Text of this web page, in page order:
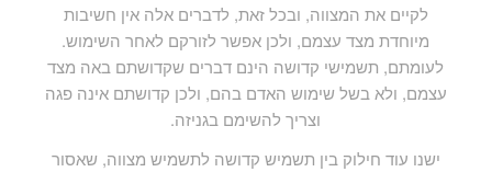
לקיים את המצווה, ובכל זאת, לדברים אלה אין חשיבות
מיוחדת מצד עצמם, ולכן אפשר לזורקם לאחר השימוש.
לעומתם, תשמישי קדושה הינם דברים שקדושתם באה מצד
עצמם, ולא בשל שימוש האדם בהם, ולכן קדושתם אינה פגה
וצריך להשימם בגניזה.
ישנו עוד חילוק בין תשמיש קדושה לתשמיש מצווה, שאסור